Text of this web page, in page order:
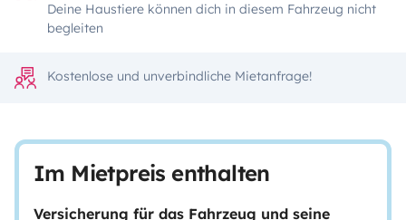
Deine Haustiere können dich in diesem Fahrzeug nicht
begleiten
Kostenlose und unverbindliche Mietanfrage!
Im Mietpreis enthalten
Versicherung für das Fahrzeug und seine